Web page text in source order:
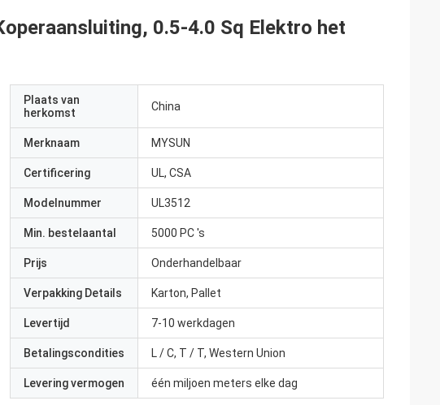
0.5-4.0 Sq Elektro het
Plaats van
herkomst
China
Merknaam MYSUN
Certificering UL, CSA
Modelnummer UL3512
Min. bestelaantal 5000 PC 's
Prijs Onderhandelbaar
Verpakking Details Karton, Pallet
Levertijd 7-10 werkdagen
Betalingscondities L / C, T / T, Western Union
Levering vermogen één miljoen meters elke dag